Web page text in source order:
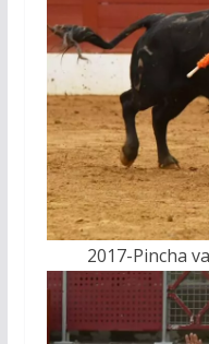
2017-Pincha